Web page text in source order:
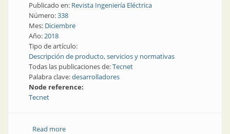
Publicado en: Revista Ingeniería Eléctrica
Número:338
Mes: Diciembre
Año:2018
Tipo de artículo:
Descripción de producto, servicios y normativas
Todas las publicaciones de:Tecnet
Palabra clave:desarrolladores
Node reference:
Tecnet
Read moreabout Producto | Mejoras en la herramienta para